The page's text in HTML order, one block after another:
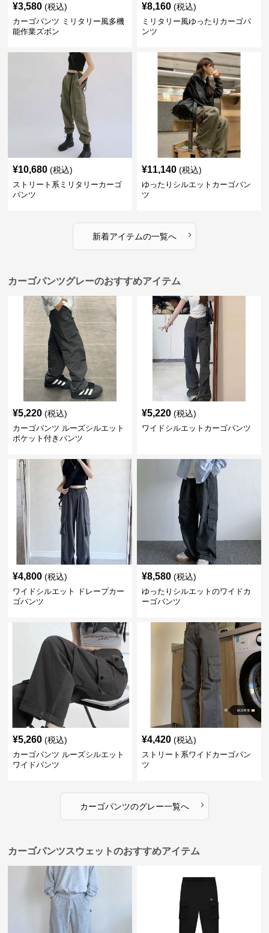
¥3,580 (税込)
カーゴパンツ ミリタリー風多機
能作業ズボン
¥8,160 (税込)
ミリタリー風ゆったりカーゴパ
ンツ
¥10,680 (税込)
ストリート系ミリタリーカーゴ
パンツ
¥11,140 (税込)
ゆったりシルエットカーゴパン
ツ
新着アイテムの一覧へ ›
カーゴパンツグレーのおすすめアイテム
¥5,220 (税込)
カーゴパンツ ルーズシルエット
ポケット付きパンツ
¥5,220 (税込)
ワイドシルエットカーゴパンツ
¥4,800 (税込)
ワイドシルエット ドレープカー
ゴパンツ
¥8,580 (税込)
ゆったりシルエットのワイドカ
ーゴパンツ
¥5,260 (税込)
カーゴパンツ ルーズシルエット
ワイドパンツ
¥4,420 (税込)
ストリート系ワイドカーゴパン
ツ
カーゴパンツのグレー一覧へ ›
カーゴパンツスウェットのおすすめアイテム